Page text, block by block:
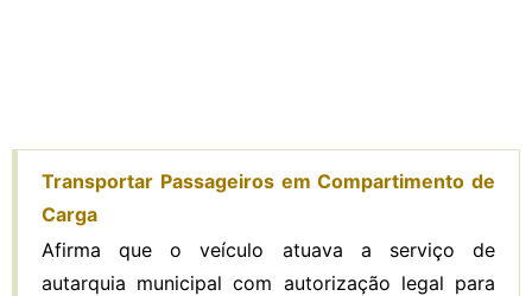
Transportar Passageiros em Compartimento de
Carga
Afirma que o veículo atuava a serviço de
autarquia municipal com autorização legal para